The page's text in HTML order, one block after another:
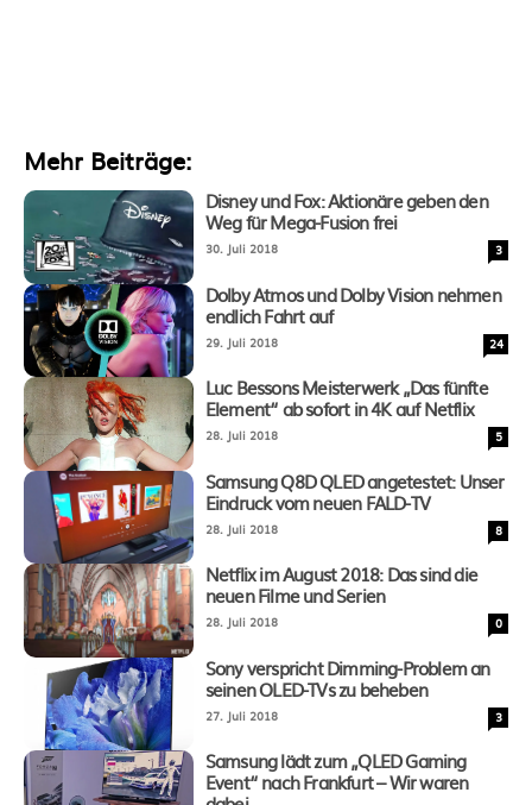
Mehr Beiträge:
Disney und Fox: Aktionäre geben den
Weg für Mega-Fusion frei
30. Juli 2018 3
Dolby Atmos und Dolby Vision nehmen
endlich Fahrt auf
29. Juli 2018 24
Luc Bessons Meisterwerk „Das fünfte
Element“ ab sofort in 4K auf Netflix
28. Juli 2018 5
Samsung Q8D QLED angetestet: Unser
Eindruck vom neuen FALD-TV
28. Juli 2018 8
Netflix im August 2018: Das sind die
neuen Filme und Serien
28. Juli 2018 0
Sony verspricht Dimming-Problem an
seinen OLED-TVs zu beheben
27. Juli 2018 3
Samsung lädt zum „QLED Gaming
Event“ nach Frankfurt – Wir waren